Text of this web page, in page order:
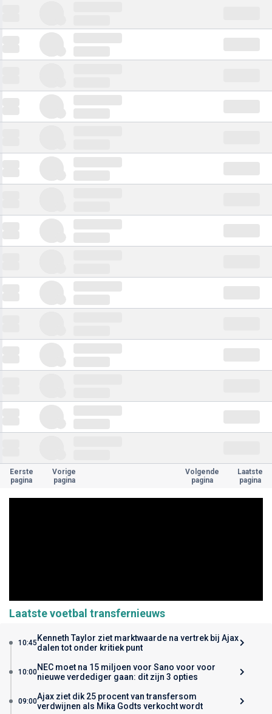
Eerste
pagina
Vorige
pagina
Volgende
pagina
Laatste
pagina
Laatste voetbal transfernieuws
10:45 Kenneth Taylor ziet marktwaarde na vertrek bij Ajax
dalen tot onder kritiek punt
10:00NEC moet na 15 miljoen voor Sano voor voor
nieuwe verdediger gaan: dit zijn 3 opties
09:00Ajax ziet dik 25 procent van transfersom
verdwijnen als Mika Godts verkocht wordt